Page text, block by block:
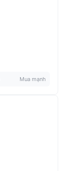
Mua mạnh